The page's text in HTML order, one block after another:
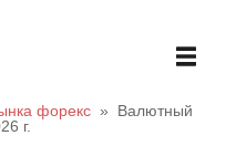
форекс »
Валютный
г.